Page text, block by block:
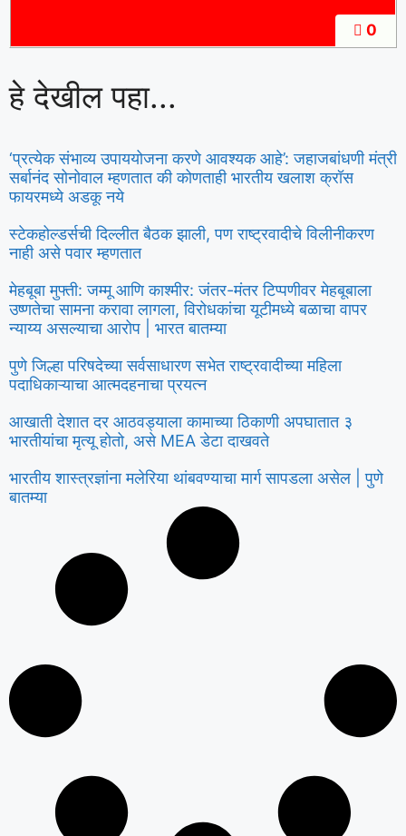
0
हे देखील पहा...
‘प्रत्येक संभाव्य उपाययोजना करणे आवश्यक आहे’: जहाजबांधणी मंत्री
सर्बानंद सोनोवाल म्हणतात की कोणताही भारतीय खलाश क्रॉस
फायरमध्ये अडकू नये
स्टेकहोल्डर्सची दिल्लीत बैठक झाली, पण राष्ट्रवादीचे विलीनीकरण
नाही असे पवार म्हणतात
मेहबूबा मुफ्ती: जम्मू आणि काश्मीर: जंतर-मंतर टिप्पणीवर मेहबूबाला
उष्णतेचा सामना करावा लागला, विरोधकांचा यूटीमध्ये बळाचा वापर
न्याय्य असल्याचा आरोप | भारत बातम्या
पुणे जिल्हा परिषदेच्या सर्वसाधारण सभेत राष्ट्रवादीच्या महिला
पदाधिकाऱ्याचा आत्मदहनाचा प्रयत्न
आखाती देशात दर आठवड्याला कामाच्या ठिकाणी अपघातात ३
भारतीयांचा मृत्यू होतो, असे MEA डेटा दाखवते
भारतीय शास्त्रज्ञांना मलेरिया थांबवण्याचा मार्ग सापडला असेल | पुणे
बातम्या